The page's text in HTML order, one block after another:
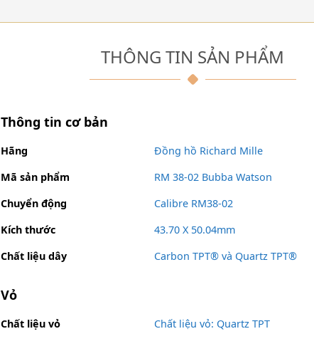
THÔNG TIN SẢN PHẨM
Thông tin cơ bản
Hãng
Đồng hồ Richard Mille
Mã sản phẩm
RM 38-02 Bubba Watson
Chuyển động
Calibre RM38-02
Kích thước
43.70 X 50.04mm
Chất liệu dây
Carbon TPT® và Quartz TPT®
Vỏ
Chất liệu vỏ Chất liệu vỏ: Quartz TPT